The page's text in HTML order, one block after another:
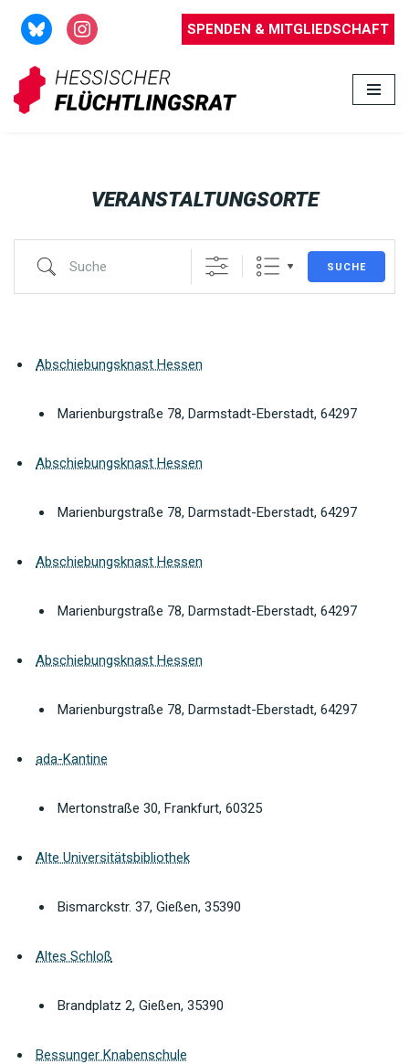
Zum
Inhalt
springen
SPENDEN & MITGLIEDSCHAFT
VERANSTALTUNGSORTE
SUCHE
Abschiebungsknast Hessen
Marienburgstraße 78, Darmstadt-Eberstadt, 64297
Abschiebungsknast Hessen
Marienburgstraße 78, Darmstadt-Eberstadt, 64297
Abschiebungsknast Hessen
Marienburgstraße 78, Darmstadt-Eberstadt, 64297
Abschiebungsknast Hessen
Marienburgstraße 78, Darmstadt-Eberstadt, 64297
ada-Kantine
Mertonstraße 30, Frankfurt, 60325
Alte Universitätsbibliothek
Bismarckstr. 37, Gießen, 35390
Altes Schloß
Brandplatz 2, Gießen, 35390
Bessunger Knabenschule